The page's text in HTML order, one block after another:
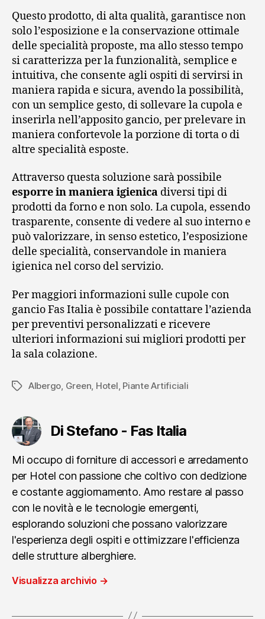
Questo prodotto, di alta qualità, garantisce non
solo l’esposizione e la conservazione ottimale
delle specialità proposte, ma allo stesso tempo
si caratterizza per la funzionalità, semplice e
intuitiva, che consente agli ospiti di servirsi in
maniera rapida e sicura, avendo la possibilità,
con un semplice gesto, di sollevare la cupola e
inserirla nell’apposito gancio, per prelevare in
maniera confortevole la porzione di torta o di
altre specialità esposte.
Attraverso questa soluzione sarà possibile
esporre in maniera igienica diversi tipi di
prodotti da forno e non solo. La cupola, essendo
trasparente, consente di vedere al suo interno e
può valorizzare, in senso estetico, l’esposizione
delle specialità, conservandole in maniera
igienica nel corso del servizio.
Per maggiori informazioni sulle cupole con
gancio Fas Italia è possibile contattare l’azienda
per preventivi personalizzati e ricevere
ulteriori informazioni sui migliori prodotti per
la sala colazione.
Tag Albergo, Green, Hotel, Piante Artificiali
Di Stefano - Fas Italia
Mi occupo di forniture di accessori e arredamento
per Hotel con passione che coltivo con dedizione
e costante aggiornamento. Amo restare al passo
con le novità e le tecnologie emergenti,
esplorando soluzioni che possano valorizzare
l'esperienza degli ospiti e ottimizzare l'efficienza
delle strutture alberghiere.
Visualizza archivio →